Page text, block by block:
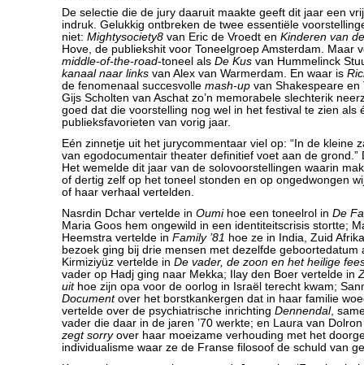
De selectie die de jury daaruit maakte geeft dit jaar een
indruk. Gelukkig ontbreken de twee essentiële
niet: Mightysociety8 van Eric de Vroedt en Kinderen van
Hove, de publiekshit voor Toneelgroep Amsterdam. Maar
middle-of-the-road-toneel als De Kus van Hummelinck
kanaal naar links van Alex van Warmerdam. En waar is
de fenomenaal succesvolle mash-up van Shakespeare en
Gijs Scholten van Aschat zo’n memorabele slechterik
goed dat die voorstelling nog wel in het festival te zien als
publieksfavorieten van vorig jaar.
Eén zinnetje uit het jurycommentaar viel op: “In de kleine
van egodocumentair theater definitief voet aan de grond.”
Het wemelde dit jaar van de solovoorstellingen waarin
of dertig zelf op het toneel stonden en op ongedwongen
of haar verhaal vertelden.
Nasrdin Dchar vertelde in Oumihoe een toneelrol in De
Maria Goos hem ongewild in een identiteitscrisis stortte;
Heemstra vertelde in Family ’81 hoe ze in India, Zuid
bezoek ging bij drie mensen met dezelfde geboortedatum
Kirmiziyüz vertelde in De vader, de zoon en het heilige
vader op Hadj ging naar Mekka; Ilay den Boer vertelde in
uithoe zijn opa voor de oorlog in Israël terecht kwam;
Documentover het borstkankergen dat in haar familie
vertelde over de psychiatrische inrichting Dennendal,
vader die daar in de jaren ’70 werkte; en Laura van
zegt sorryover haar moeizame verhouding met het
individualisme waar ze de Franse filosoof de schuld van